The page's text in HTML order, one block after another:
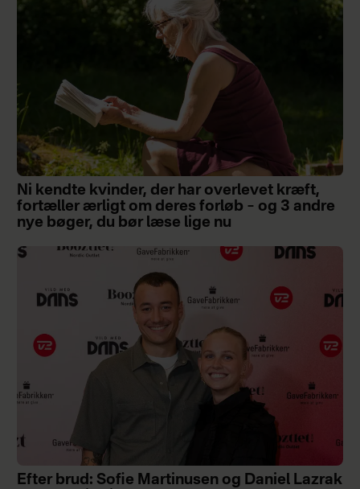
Ni kendte kvinder, der har overlevet kræft,
fortæller ærligt om deres forløb – og 3 andre
nye bøger, du bør læse lige nu
Efter brud: Sofie Martinusen og Daniel Lazrak